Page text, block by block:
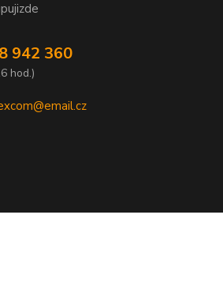
942 360
hod.)